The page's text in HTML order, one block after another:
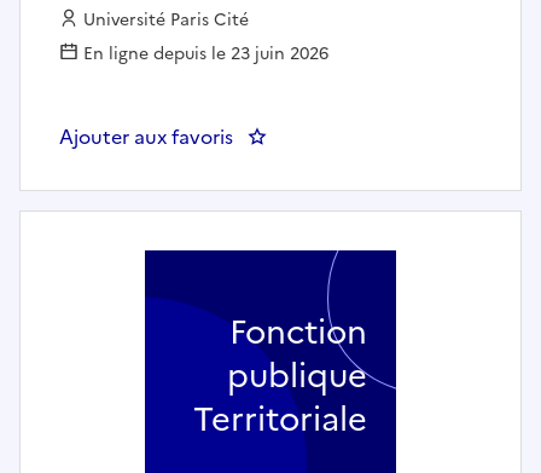
Employeur :
Université Paris Cité
En ligne depuis le 23 juin 2026
Ajouter aux favoris : Chargé.e de mission et d'aide
Fonction
publique
Territoriale